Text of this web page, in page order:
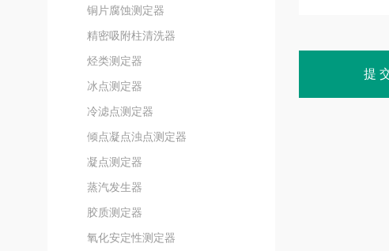
铜片腐蚀测定器
精密吸附柱清洗器
烃类测定器
冰点测定器
冷滤点测定器
倾点凝点浊点测定器
凝点测定器
蒸汽发生器
胶质测定器
氧化安定性测定器